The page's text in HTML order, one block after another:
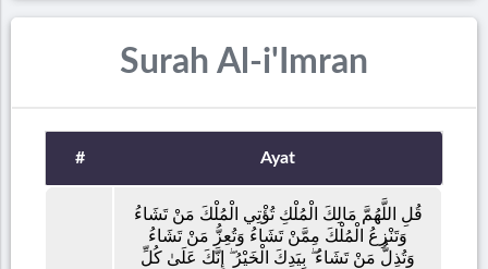
Surah Al-i'Imran
# Ayat
قُلِ اللَّهُمَّ مَالِكَ الْمُلْكِ تُؤْتِي الْمُلْكَ مَنْ تَشَاءُ
وَتَنْزِعُ الْمُلْكَ مِمَّنْ تَشَاءُ وَتُعِزُّ مَنْ تَشَاءُ
وَتُذِلُّ مَنْ تَشَاءُ ۖ بِيَدِكَ الْخَيْرُ ۖ إِنَّكَ عَلَىٰ كُلِّ